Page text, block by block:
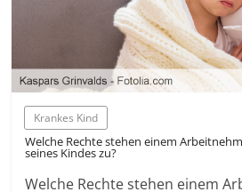
Krankes Kind
Welche Rechte stehen einem
seines Kindes zu?
Welche Rechte stehen einem